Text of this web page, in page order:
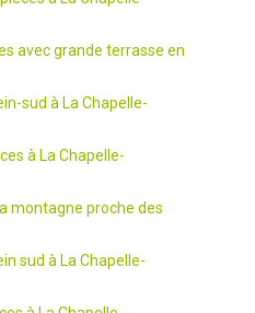
avec grande terrasse en
sud à La Chapelle-
à La Chapelle-
montagne proche des
sud à La Chapelle-